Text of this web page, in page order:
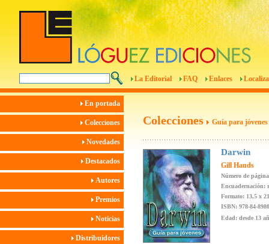
La Editorial FAQ Enlaces
En portada
Colecciones
Novedades
Destacados
Autores
Premios
Noticias
Distribuidores
Colecciones Guía para jóvenes
Darwin
Gill Hands
Número de
Encuadernación:
Formato: 13,5 x
ISBN: 978-84-
Edad: desde 13